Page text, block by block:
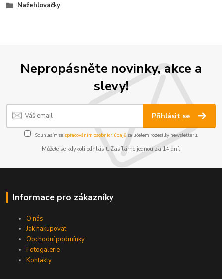
Nažehlovačky
Nepropásněte novinky, akce a
slevy!
Přihlásit se
Souhlasím se zpracováním osobních údajůza účelem rozesílky newsletteru.
Můžete se kdykoli odhlásit. Zasíláme jednou za 14 dní.
Informace pro zákazníky
O nás
Jak nakupovat
Obchodní podmínky
Fotogalerie
Kontakty